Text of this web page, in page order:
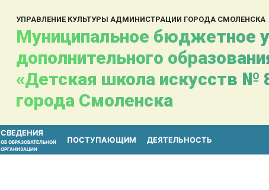
УПРАВЛЕНИЕ КУЛЬТУРЫ АДМИНИСТРАЦИИ ГОРОДА СМОЛЕНСКА
Муниципальное бюджетное
дополнительного
«Детская школа искусств
города Смоленска
СВЕДЕНИЯ
ОБ ОБРАЗОВАТЕЛЬНОЙ
ОРГАНИЗАЦИИ
ПОСТУПАЮЩИМ ДЕЯТЕЛЬНОСТЬ